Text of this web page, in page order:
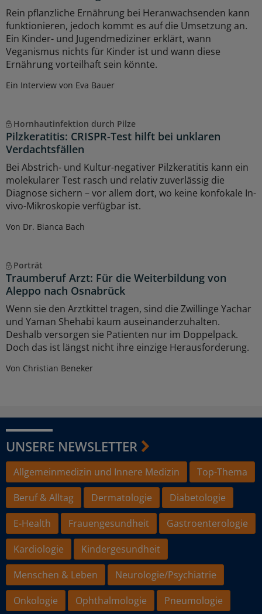
Rein pflanzliche Ernährung bei Heranwachsenden kann
funktionieren, jedoch kommt es auf die Umsetzung an.
Ein Kinder- und Jugendmediziner erklärt, wann
Veganismus nichts für Kinder ist und wann diese
Ernährung vorteilhaft sein könnte.
Ein Interview von Eva Bauer
Hornhautinfektion durch Pilze
Pilzkeratitis: CRISPR-Test hilft bei unklaren
Verdachtsfällen
Bei Abstrich- und Kultur-negativer Pilzkeratitis kann ein
molekularer Test rasch und relativ zuverlässig die
Diagnose sichern – vor allem dort, wo keine konfokale In-
vivo-Mikroskopie verfügbar ist.
Von Dr. Bianca Bach
Porträt
Traumberuf Arzt: Für die Weiterbildung von
Aleppo nach Osnabrück
Wenn sie den Arztkittel tragen, sind die Zwillinge Yachar
und Yaman Shehabi kaum auseinanderzuhalten.
Deshalb versorgen sie Patienten nur im Doppelpack.
Doch das ist längst nicht ihre einzige Herausforderung.
Von Christian Beneker
UNSERE NEWSLETTER
Allgemeinmedizin und Innere Medizin
Top-Thema
Beruf & Alltag
Dermatologie
Diabetologie
E-Health
Frauengesundheit
Gastroenterologie
Kardiologie
Kindergesundheit
Menschen & Leben
Neurologie/Psychiatrie
Onkologie
Ophthalmologie
Pneumologie